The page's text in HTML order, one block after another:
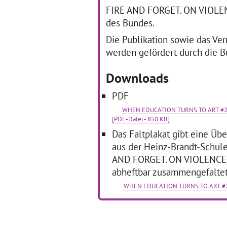
FIRE AND FORGET. ON
des Bundes.
Die Publikation sowie das
werden gefördert durch die
Downloads
PDF
WHEN EDUCATION TURNS TO ART
[PDF-Datei - 850 KB]
Das Faltplakat gibt eine
aus der Heinz-Brandt-
AND FORGET. ON
abheftbar
WHEN EDUCATION TURNS TO